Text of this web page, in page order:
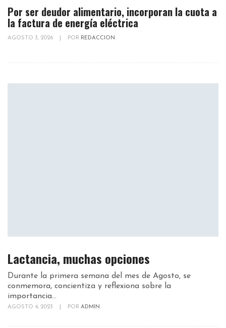
Por ser deudor alimentario, incorporan la cuota a
la factura de energía eléctrica
AGOSTO 3, 2026 POR REDACCION
Lactancia, muchas opciones
Durante la primera semana del mes de Agosto, se
conmemora, concientiza y reflexiona sobre la
importancia...
AGOSTO 4, 2023 POR ADMIN